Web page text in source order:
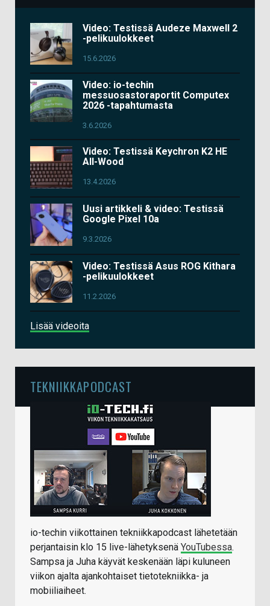
Video: Testissä Audeze Maxwell 2
-pelikuulokkeet
15.6.2026
Video: io-techin
messuosastoraportit Computex
2026 -tapahtumasta
3.6.2026
Video: Testissä Keychron K2 HE
All-Wood
13.4.2026
Uusi artikkeli & video: Testissä
Google Pixel 10a
9.3.2026
Video: Testissä Asus ROG Kithara
-pelikuulokkeet
11.2.2026
Lisää videoita
TEKNIIKKAPODCAST
io-techin viikottainen tekniikkapodcast lähetetään
perjantaisin klo 15 live-lähetyksenä YouTubessa.
Sampsa ja Juha käyvät keskenään läpi kuluneen
viikon ajalta ajankohtaiset tietotekniikka- ja
mobiiliaiheet.